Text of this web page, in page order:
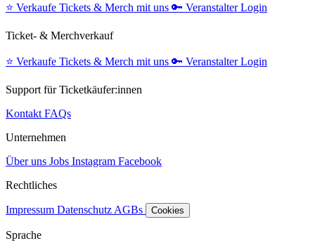
⭐️ Verkaufe Tickets & Merch mit uns 🔑 Veranstalter Login
Ticket- & Merchverkauf
⭐️ Verkaufe Tickets & Merch mit uns 🔑 Veranstalter Login
Support für Ticketkäufer:innen
Kontakt FAQs
Unternehmen
Über uns Jobs Instagram Facebook
Rechtliches
Impressum Datenschutz AGBs Cookies
Sprache